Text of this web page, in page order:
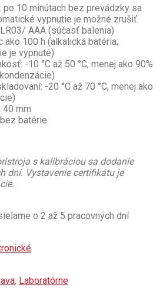
po 10 minútach bez prevádzky sa
vypnutie je možné zrušiť.
AAA (súčasť balenia)
100 h (alkalická batéria;
je vypnuté)
-10 °C až 50 °C, menej ako 90%
-20 °C až 70 °C, menej ako
40 mm
batérie
s kalibráciou sa dodanie
dní. Vystavenie certifikátu je
o 2 až 5 pracovných dní
, Laboratórne